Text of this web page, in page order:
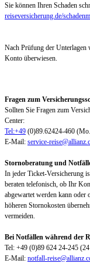
Sie können Ihren Schaden
reiseversicherung.de/
Nach Prüfung der Unterlagen
Konto überwiesen.
Fragen zum
Sollten Sie Fragen zum
Center:
Tel:+49 (0)89.62424-460
E-Mail: service-
Stornoberatung und
In jeder Ticket-Versicherung
beraten telefonisch, ob Ihr
abgewartet werden kann
höheren Stornokosten
vermeiden.
Bei Notfällen während der
Tel: +49 (0)89 624 24-245
E-Mail: notfall-